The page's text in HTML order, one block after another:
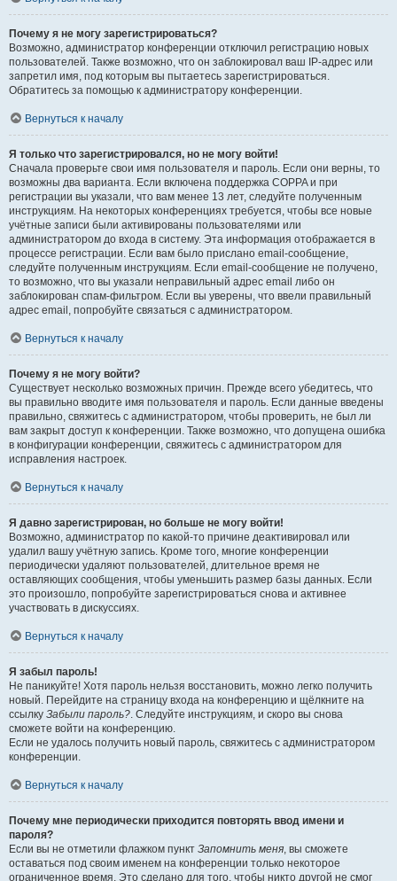
Почему я не могу зарегистрироваться?
Возможно, администратор конференции отключил регистрацию новых
пользователей. Также возможно, что он заблокировал ваш IP-адрес или
запретил имя, под которым вы пытаетесь зарегистрироваться.
Обратитесь за помощью к администратору конференции.
Вернуться к началу
Я только что зарегистрировался, но не могу войти!
Сначала проверьте свои имя пользователя и пароль. Если они верны, то
возможны два варианта. Если включена поддержка COPPA и при
регистрации вы указали, что вам менее 13 лет, следуйте полученным
инструкциям. На некоторых конференциях требуется, чтобы все новые
учётные записи были активированы пользователями или
администратором до входа в систему. Эта информация отображается в
процессе регистрации. Если вам было прислано email-сообщение,
следуйте полученным инструкциям. Если email-сообщение не получено,
то возможно, что вы указали неправильный адрес email либо он
заблокирован спам-фильтром. Если вы уверены, что ввели правильный
адрес email, попробуйте связаться с администратором.
Вернуться к началу
Почему я не могу войти?
Существует несколько возможных причин. Прежде всего убедитесь, что
вы правильно вводите имя пользователя и пароль. Если данные введены
правильно, свяжитесь с администратором, чтобы проверить, не был ли
вам закрыт доступ к конференции. Также возможно, что допущена ошибка
в конфигурации конференции, свяжитесь с администратором для
исправления настроек.
Вернуться к началу
Я давно зарегистрирован, но больше не могу войти!
Возможно, администратор по какой-то причине деактивировал или
удалил вашу учётную запись. Кроме того, многие конференции
периодически удаляют пользователей, длительное время не
оставляющих сообщения, чтобы уменьшить размер базы данных. Если
это произошло, попробуйте зарегистрироваться снова и активнее
участвовать в дискуссиях.
Вернуться к началу
Я забыл пароль!
Не паникуйте! Хотя пароль нельзя восстановить, можно легко получить
новый. Перейдите на страницу входа на конференцию и щёлкните на
ссылку Забыли пароль?. Следуйте инструкциям, и скоро вы снова
сможете войти на конференцию.
Если не удалось получить новый пароль, свяжитесь с администратором
конференции.
Вернуться к началу
Почему мне периодически приходится повторять ввод имени и
пароля?
Если вы не отметили флажком пункт Запомнить меня, вы сможете
оставаться под своим именем на конференции только некоторое
ограниченное время. Это сделано для того, чтобы никто другой не смог